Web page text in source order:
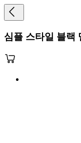
심플 스타일 블랙